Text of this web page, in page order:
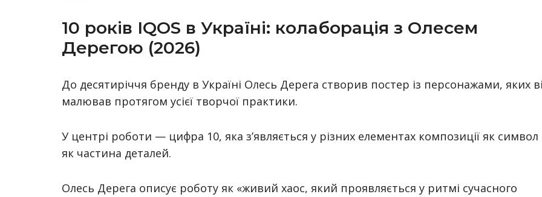
10 років IQOS в Україні: колаборація з Олесем
Дерегою (2026)
До десятиріччя бренду в Україні Олесь Дерега створив постер із персонажами, яких
малював протягом усієї творчої практики.
У центрі роботи — цифра 10, яка з’являється у різних елементах композиції як символ
як частина деталей.
Олесь Дерега описує роботу як «живий хаос, який проявляється у ритмі сучасного